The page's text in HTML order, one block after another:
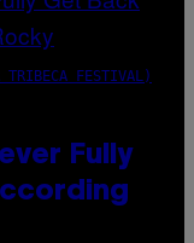
TRIBECA FESTIVAL)
Fully